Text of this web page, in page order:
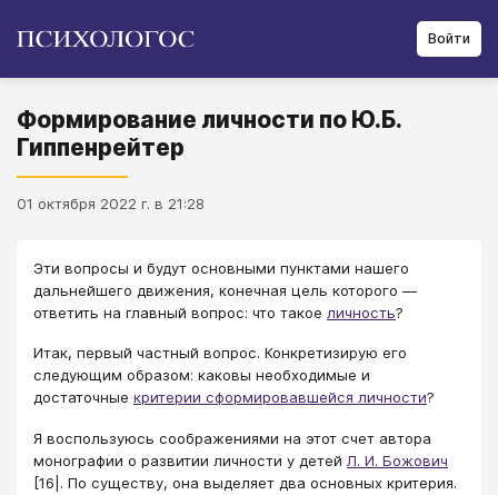
Войти
Формирование личности по Ю.Б.
Гиппенрейтер
01 октября 2022 г. в 21:28
Эти вопросы и будут основными пунктами нашего
дальнейшего движения, конечная цель которого —
ответить на главный вопрос: что такое личность?
Итак, первый частный вопрос. Конкретизирую его
следующим образом: каковы необходимые и
достаточные критерии сформировавшейся личности?
Я воспользуюсь соображениями на этот счет автора
монографии о развитии личности у детей Л. И. Божович
[16|. По существу, она выделяет два основных критерия.